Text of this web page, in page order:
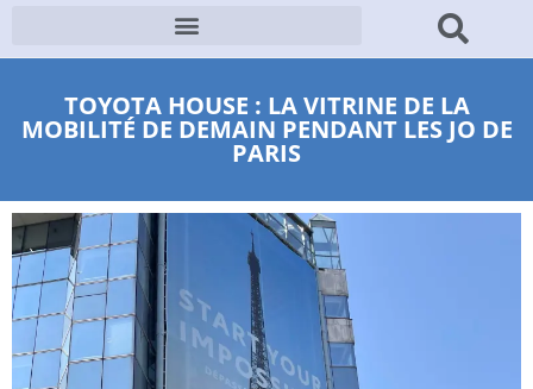
TOYOTA HOUSE : LA VITRINE DE LA
MOBILITÉ DE DEMAIN PENDANT LES JO DE
PARIS